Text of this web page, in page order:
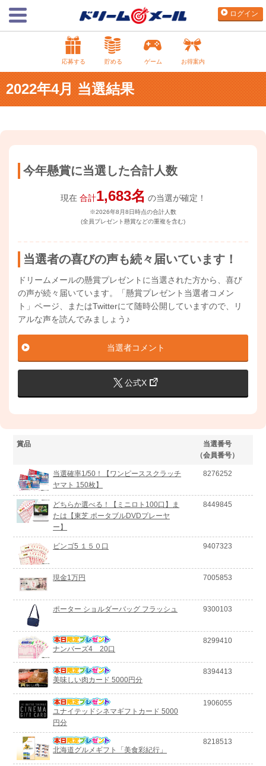
ログイン
応募する 貯める ゲーム お得案内
2022年4月 当選結果
今年懸賞に当選した合計人数
現在 合計1,683名 の当選が確定！
※2026年8月8日時点の合計人数
(全員プレゼント懸賞などの重複を含む)
当選者の喜びの声も続々届いています！
ドリームメールの懸賞プレゼントに当選された方から、喜び
の声が続々届いています。「懸賞プレゼント当選者コメン
ト」ページ、またはTwitterにて随時公開していますので、リ
アルな声を読んでみましょう♪
当選者コメント
公式X
賞品
当選番号
（会員番号）
当選確率1/50！【ワンピーススクラッチ
ヤマト 150枚】
8276252
どちらか選べる！【ミニロト100口】ま
たは【東芝 ポータブルDVDプレーヤ
ー】
8449845
ビンゴ5 １５０口 9407323
現金1万円 7005853
ポーター ショルダーバッグ フラッシュ 9300103
ナンバーズ4 20口
8299410
美味しい肉カード 5000円分
8394413
ユナイテッドシネマギフトカード 5000
円分
1906055
北海道グルメギフト「美食彩紀行」
8218513